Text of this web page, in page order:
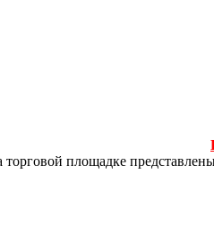
торговой площадке